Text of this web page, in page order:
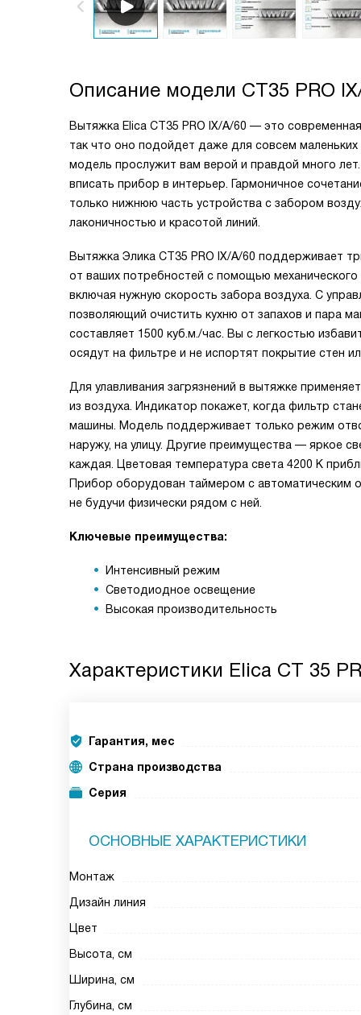
Описание модели CT35 PRO
Вытяжка Elica CT35 PRO IX/A/60 — это
так что оно подойдет даже для совсем
модель прослужит вам верой и правдой много
вписать прибор в интерьер. Гармоничное
только нижнюю часть устройства с забором
лаконичностью и красотой линий.
Вытяжка Элика CT35 PRO IX/A/60 поддерживает
от ваших потребностей с помощью
включая нужную скорость забора воздуха. С
позволяющий очистить кухню от запахов и пара
составляет 1500 куб.м./час. Вы с легкостью
осядут на фильтре и не испортят покрытие стен
Для улавливания загрязнений в вытяжке
из воздуха. Индикатор покажет, когда фильтр
машины. Модель поддерживает только режим
наружу, на улицу. Другие преимущества — яркое
каждая. Цветовая температура света 4200 К
Прибор оборудован таймером с автоматическим
не будучи физически рядом с ней.
Ключевые преимущества:
Интенсивный режим
Светодиодное освещение
Высокая производительность
Характеристики Elica CT 35
Гарантия, мес
Страна производства
Серия
ОСНОВНЫЕ ХАРАКТЕРИСТИКИ
Монтаж
Дизайн линия
Цвет
Высота, см
Ширина, см
Глубина, см